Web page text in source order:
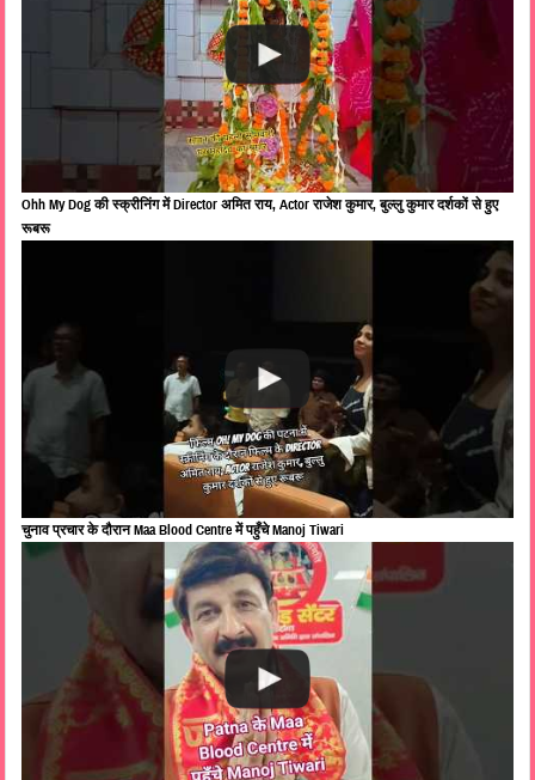
Ohh My Dog की स्क्रीनिंग में Director अमित राय, Actor राजेश कुमार, बुल्लु कुमार दर्शकों से हुए
रूबरू
चुनाव प्रचार के दौरान Maa Blood Centre में पहुँचे Manoj Tiwari